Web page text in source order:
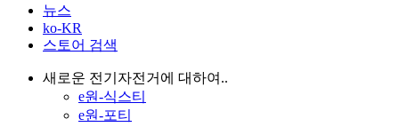
뉴스
ko-KR
스토어 검색
새로운 전기자전거에 대하여..
e원-식스티
e원-포티